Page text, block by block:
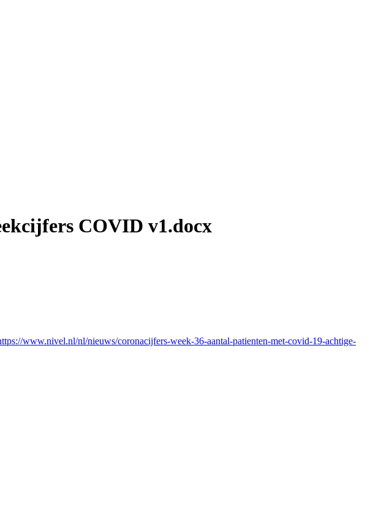
COVID v1.docx
www.nivel.nl/nl/nieuws/coronacijfers-week-36-aantal-patienten-met-covid-19-achtige-